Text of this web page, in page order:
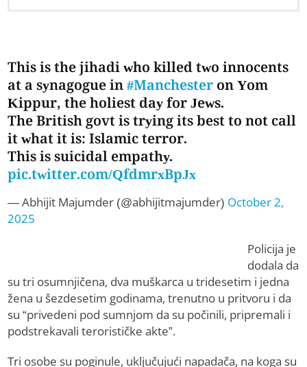
This is the jihadi who killed two innocents
at a synagogue in#Manchester on Yom
Kippur, the holiest day for Jews.
The British govt is trying its best to not call
it what it is: Islamic terror.
This is suicidal empathy.
pic.twitter.com/QfdmrxBpJx
— Abhijit Majumder (@abhijitmajumder) October 2,
2025
Policija je
dodala da
su tri osumnjičena, dva muškarca u tridesetim i jedna
žena u šezdesetim godinama, trenutno u pritvoru i da
su “privedeni pod sumnjom da su počinili, pripremali i
podstrekavali terorističke akte”.
Tri osobe su poginule, uključujući napadača, na koga su